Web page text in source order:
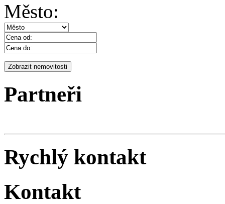
Město:
Partneři
Rychlý kontakt
Kontakt